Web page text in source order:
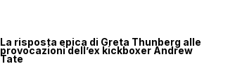
La risposta epica di Greta Thunberg alle
provocazioni dell’ex kickboxer Andrew
Tate